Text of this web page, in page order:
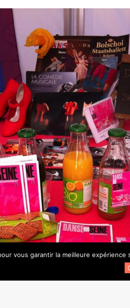
vous garantir la meilleure